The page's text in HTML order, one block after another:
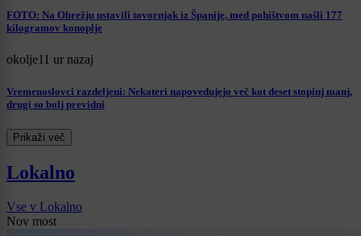
FOTO: Na Obrežju ustavili tovornjak iz Španije, med pohištvom našli 177
kilogramov konoplje
okolje11 ur nazaj
Vremenoslovci razdeljeni: Nekateri napovedujejo več kot deset stopinj manj,
drugi so bolj previdni
Prikaži več
Lokalno
Vse v Lokalno
Nov most